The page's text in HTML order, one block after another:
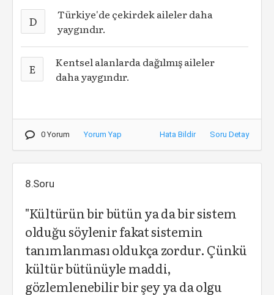
D
Türkiye'de çekirdek aileler daha
yaygındır.
E
Kentsel alanlarda dağılmış aileler
daha yaygındır.
0 Yorum Yorum Yap Hata Bildir Soru Detay
8.Soru
"Kültürün bir bütün ya da bir sistem
olduğu söylenir fakat sistemin
tanımlanması oldukça zordur. Çünkü
kültür bütünüyle maddi,
gözlemlenebilir bir şey ya da olgu